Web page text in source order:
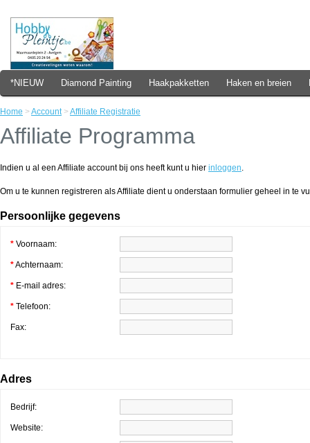
*NIEUW Diamond Painting Haakpakketten Haken en breien
Home > Account> Affiliate Registratie
Affiliate Programma
Indien u al een Affiliate account bij ons heeft kunt u hier inloggen.
Om u te kunnen registreren als Affiliate dient u onderstaan formulier geheel in te
Persoonlijke gegevens
* Voornaam:
*Achternaam:
* E-mail adres:
* Telefoon:
Fax:
Adres
Bedrijf:
Website: